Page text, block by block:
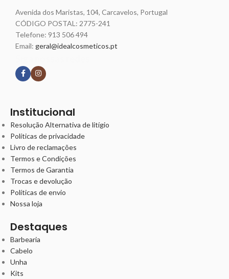
Avenida dos Maristas, 104, Carcavelos, Portugal
CÓDIGO POSTAL: 2775-241
Telefone: 913 506 494
Email: geral@idealcosmeticos.pt
Institucional
Resolução Alternativa de litígio
Políticas de privacidade
Livro de reclamações
Termos e Condições
Termos de Garantia
Trocas e devolução
Políticas de envio
Nossa loja
Destaques
Barbearia
Cabelo
Unha
Kits